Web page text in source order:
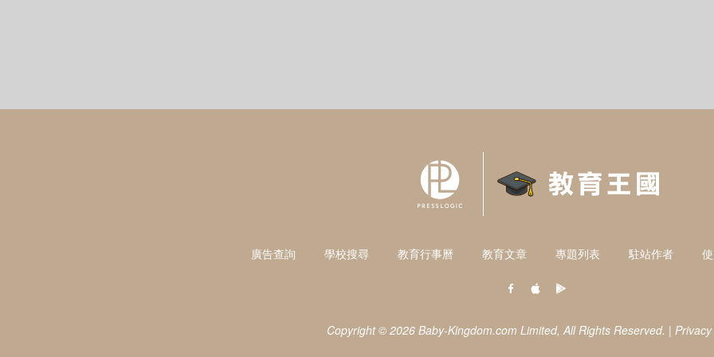
廣告查詢 學校搜尋 教育行事曆 教育文章 專題列表 駐站作者
Copyright © 2026 Baby-Kingdom.com Limited, All Rights Reserved. |